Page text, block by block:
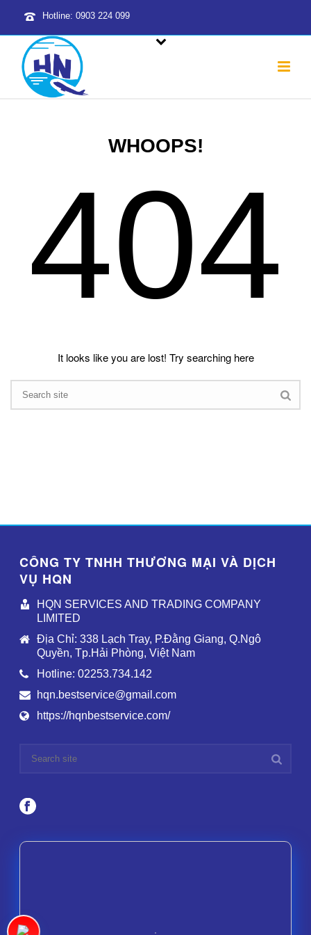
Hotline: 0903 224 099
WHOOPS!
404
It looks like you are lost! Try searching here
CÔNG TY TNHH THƯƠNG MẠI VÀ DỊCH
VỤ HQN
HQN SERVICES AND TRADING COMPANY
LIMITED
Địa Chỉ: 338 Lạch Tray, P.Đằng Giang, Q.Ngô
Quyền, Tp.Hải Phòng, Việt Nam
Hotline: 02253.734.142
hqn.bestservice@gmail.com
https://hqnbestservice.com/